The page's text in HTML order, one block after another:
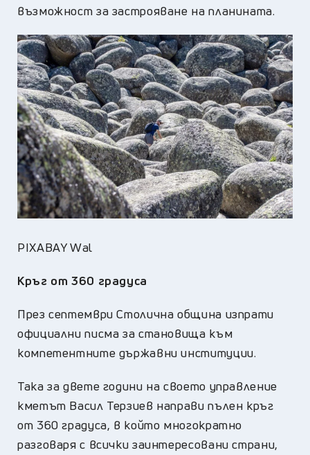
възможност за застрояване на планината.
PIXABAY Wal
Кръг от 360 градуса
През септември Столична община изпрати
официални писма за становища към
компетентните държавни институции.
Така за двете години на своето управление
кметът Васил Терзиев направи пълен кръг
от 360 градуса, в който многократно
разговаря с всички заинтересовани страни,